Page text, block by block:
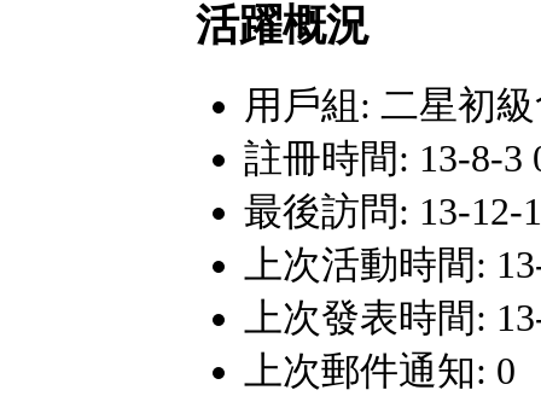
活躍概況
用戶組: 二星初
註冊時間: 13-8-3
最後訪問: 13-12-
上次活動時間:
上次發表時間:
上次郵件通知: 0